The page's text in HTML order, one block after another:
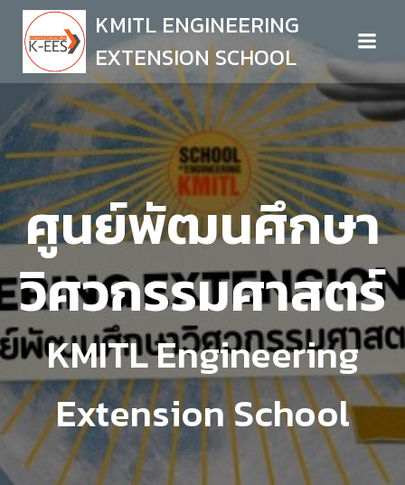
to
content
KMITL ENGINEERING
EXTENSION SCHOOL
ศูนย์พัฒนศึกษา
วิศวกรรมศาสตร์
KMITL Engineering
Extension School